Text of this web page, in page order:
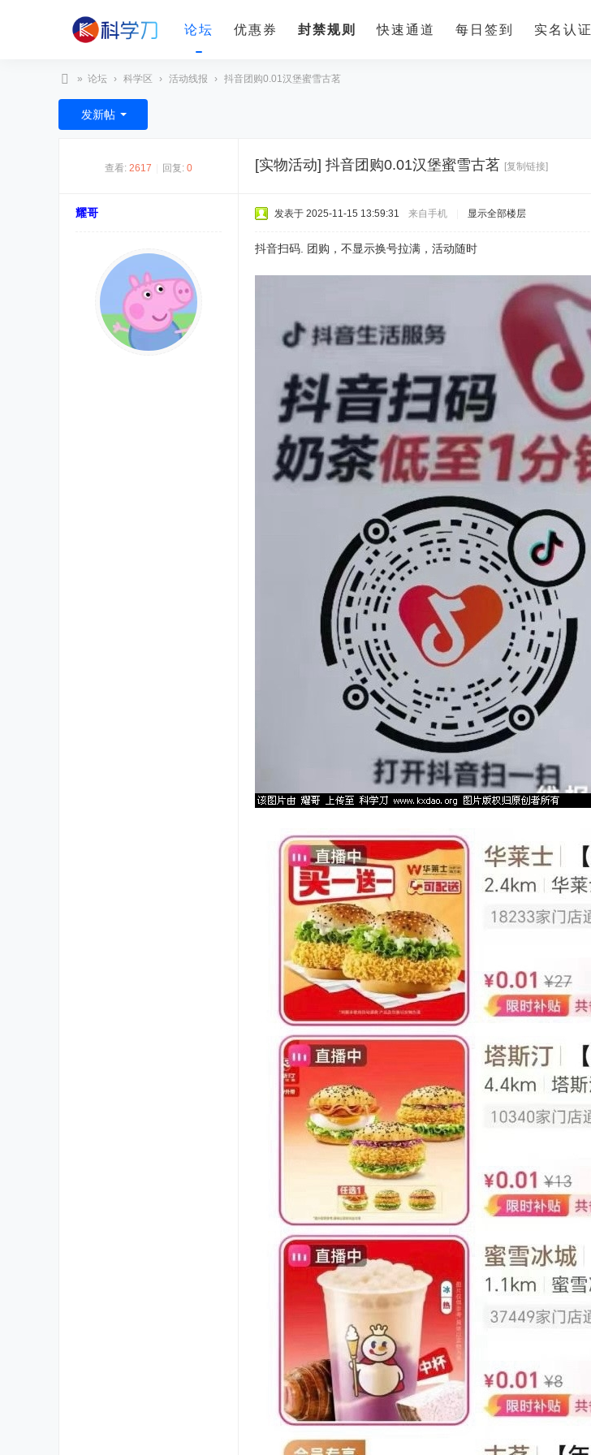
论坛 优惠券 封禁规则 快速通道 每日签到 实名认证
科
学
» 论坛 › 科学区 › 活动线报 › 抖音团购0.01汉堡蜜雪古茗
发新帖
查看: 2617 回复: 0 [实物活动] 抖音团购0.01汉堡蜜雪古茗 [复制链接]
耀哥 发表于 2025-11-15 13:59:31 来自手机 显示全部楼层
抖音扫码. 团购，不显示换号拉满，活动随时